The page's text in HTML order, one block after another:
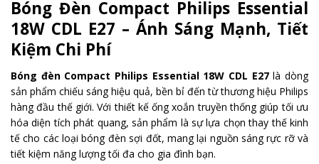
Bóng Đèn Compact Philips Essential
18W CDL E27 – Ánh Sáng Mạnh, Tiết
Kiệm Chi Phí
Bóng đèn Compact Philips Essential 18W CDL E27là dòng
sản phẩm chiếu sáng hiệu quả, bền bỉ đến từ thương hiệu Philips
hàng đầu thế giới. Với thiết kế ống xoắn truyền thống giúp tối ưu
hóa diện tích phát quang, sản phẩm là sự lựa chọn thay thế kinh
tế cho các loại bóng đèn sợi đốt, mang lại nguồn sáng rực rỡ và
tiết kiệm năng lượng tối đa cho gia đình bạn.